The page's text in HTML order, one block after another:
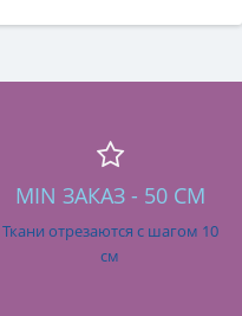
MIN ЗАКАЗ - 50 СМ
Ткани отрезаются с шагом 10
см